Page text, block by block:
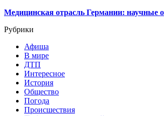
Медицинская отрасль Германии: научные
Рубрики
Афиша
В мире
ДТП
Интересное
История
Общество
Погода
Происшествия